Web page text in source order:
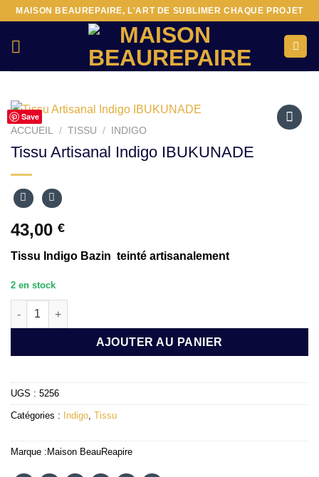
Passer
contenu
MAISON BEAUREPAIRE, L'ART DE SUBLIMER CHAQUE PROJET
Save
ACCUEIL / TISSU / INDIGO
Tissu Artisanal Indigo IBUKUNADE
43,00 €
Tissu Indigo Bazin teinté artisanalement
2 en stock
quantité de Tissu Artisanal Indigo IBUKUNADE
AJOUTER AU PANIER
UGS : 5256
Catégories : Indigo, Tissu
Marque : Maison BeauReapire